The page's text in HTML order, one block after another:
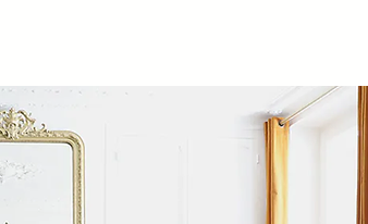
cuisine et salon réunis Interior designer
Votre communauté Tendance Déco